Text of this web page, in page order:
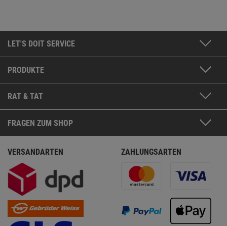
LET'S DOIT SERVICE
PRODUKTE
RAT & TAT
FRAGEN ZUM SHOP
VERSANDARTEN ZAHLUNGSARTEN